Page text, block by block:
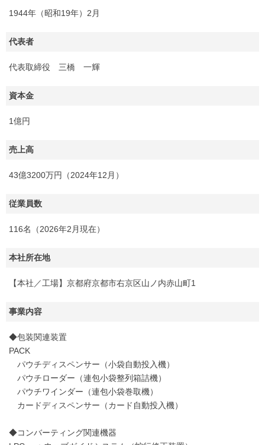
1944年（昭和19年）2月
代表者
代表取締役 三橋 一輝
資本金
1億円
売上高
43億3200万円（2024年12月）
従業員数
116名（2026年2月現在）
本社所在地
【本社／工場】京都府京都市右京区山ノ内赤山町1
事業内容
◆包装関連装置
PACK
パウチディスペンサー（小袋自動投入機）
パウチローダー（連包小袋整列箱詰機）
パウチワインダー（連包小袋巻取機）
カードディスペンサー（カード自動投入機）
◆コンバーティング関連機器